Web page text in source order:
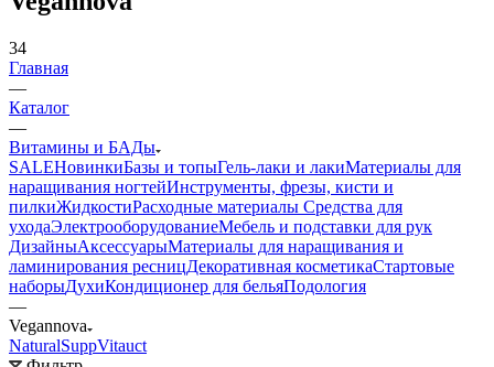
34
Главная
—
Каталог
—
Витамины и БАДы
SALEНовинкиБазы и топыГель-лаки и лакиМатериалы для
наращивания ногтейИнструменты, фрезы, кисти и
пилкиЖидкостиРасходные материалы Средства для
уходаЭлектрооборудованиеМебель и подставки для рук
ДизайныАксессуарыМатериалы для наращивания и
ламинирования ресницДекоративная косметикаСтартовые
наборыДухиКондиционер для бельяПодология
—
Vegannova
NaturalSuppVitauct